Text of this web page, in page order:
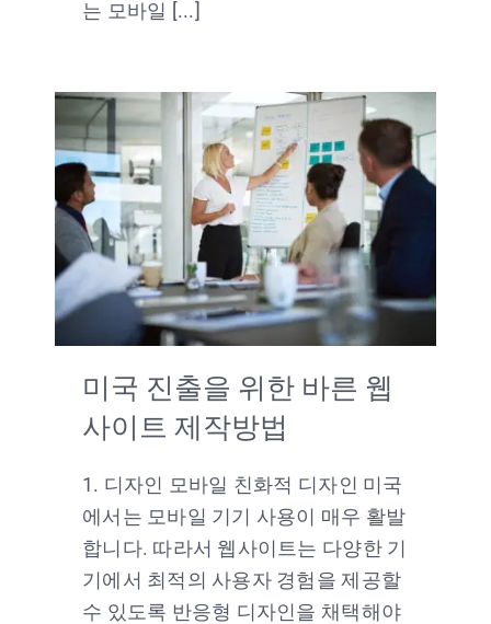
는 모바일 [...]
미국 진출을 위한 바른 웹
사이트 제작방법
1. 디자인 모바일 친화적 디자인 미국
에서는 모바일 기기 사용이 매우 활발
합니다. 따라서 웹사이트는 다양한 기
기에서 최적의 사용자 경험을 제공할
수 있도록 반응형 디자인을 채택해야